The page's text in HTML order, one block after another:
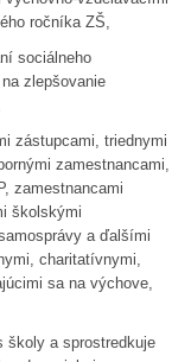
ročníka ZŠ,
sociálneho
zlepšovanie
zástupcami, triednymi
zamestnancami,
zamestnancami
školskými
a ďalšími
charitatívnymi,
sa na výchove,
školy a sprostredkuje